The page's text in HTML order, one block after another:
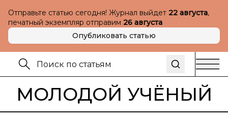
Отправьте статью сегодня! Журнал выйдет 22 августа,
печатный экземпляр отправим 26 августа
Опубликовать статью
МОЛОДОЙ УЧЁНЫЙ